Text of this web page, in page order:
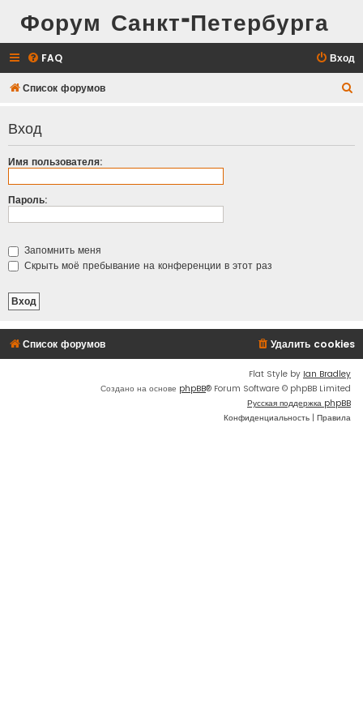
Форум Санкт-Петербурга
FAQ Вход
Список форумов
с
Вход
Имя пользователя:
Пароль:
Запомнить меня
Скрыть моё пребывание на конференции в этот раз
Список форумов Удалить cookies
Flat Style by Ian Bradley
Создано на основе phpBB® Forum Software © phpBB Limited
Русская поддержка phpBB
Конфиденциальность | Правила